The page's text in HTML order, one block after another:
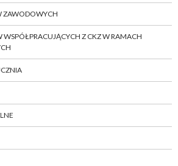
ZAWODOWYCH
Z CKZ W RAMACH